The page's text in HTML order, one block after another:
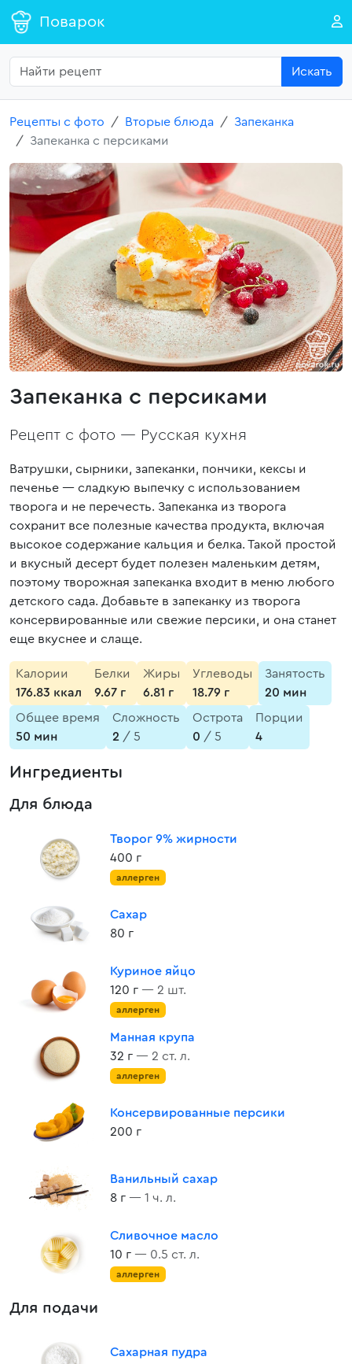
Поварок
Искать
Рецепты с фото Вторые блюда
Запеканка
Запеканка с персиками
Запеканка с персиками
Рецепт с фото — Русская кухня
Ватрушки, сырники, запеканки, пончики, кексы и
печенье — сладкую выпечку с использованием
творога и не перечесть. Запеканка из творога
сохранит все полезные качества продукта, включая
высокое содержание кальция и белка. Такой простой
и вкусный десерт будет полезен маленьким детям,
поэтому творожная запеканка входит в меню любого
детского сада. Добавьте в запеканку из творога
консервированные или свежие персики, и она станет
еще вкуснее и слаще.
Калории
176.83 ккал
Белки
9.67 г
Жиры
6.81 г
Углеводы
18.79 г
Занятость
20 мин
Общее время
50 мин
Сложность
2 / 5
Острота
0 / 5
Порции
4
Ингредиенты
Для блюда
Творог 9% жирности
400 г
аллерген
Сахар
80 г
Куриное яйцо
120 г — 2 шт.
аллерген
Манная крупа
32 г — 2 ст. л.
аллерген
Консервированные персики
200 г
Ванильный сахар
8 г — 1 ч. л.
Сливочное масло
10 г — 0.5 ст. л.
аллерген
Для подачи
Сахарная пудра